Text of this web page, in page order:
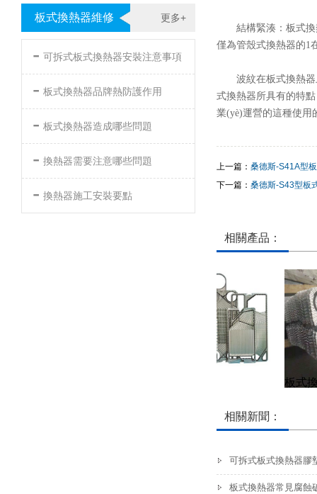
更多+
板式換熱器維修
- 可拆式板式換熱器安裝注意事項
- 板式換熱器品牌熱防護作用
- 板式換熱器造成哪些問題
- 換熱器需要注意哪些問題
- 換熱器施工安裝要點
結構緊湊：板式換
僅為管殼式換熱器的
波紋在板式換熱器
式換熱器所具有的特點
業(yè)運營的這種使用
上一篇： 桑德斯-S41A型
下一篇： 桑德斯-S43型板
相關產品：
板式
相關新聞：
可拆式板式換熱器膠
板式換熱器常見腐蝕